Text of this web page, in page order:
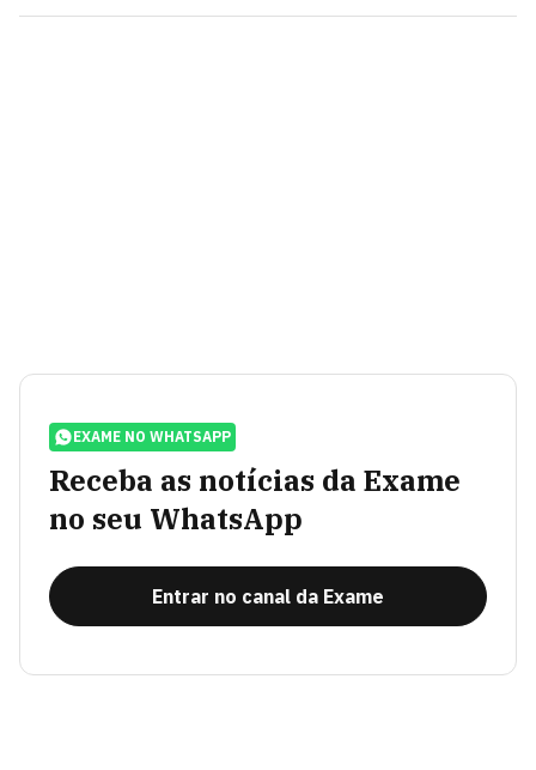
EXAME NO WHATSAPP
Receba as notícias da Exame
no seu WhatsApp
Entrar no canal da Exame